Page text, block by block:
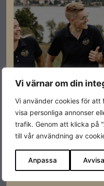
Vi värnar om din
Vi använder cookies för
visa personliga annonser
trafik. Genom att klicka på
till vår användning av
Anpassa
Varumärke
Leverantörens
artikelnummer
Datablad
Ladda ner
Relaterade